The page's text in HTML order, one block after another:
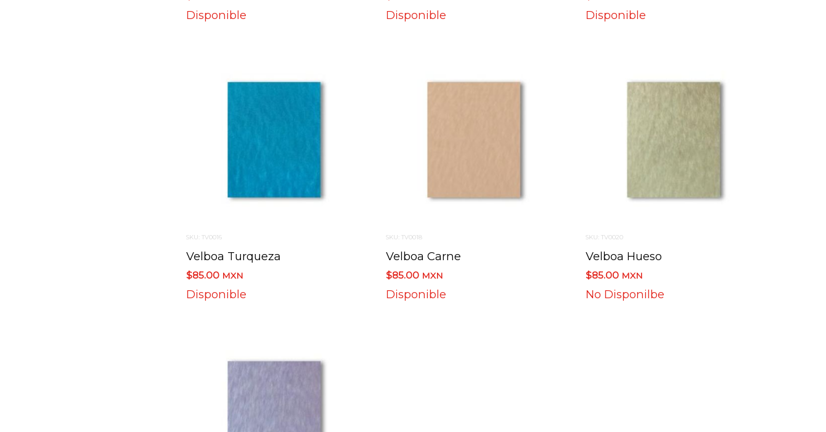
Disponible Disponible Disponible
SKU: TV0016
Velboa Turqueza
$85.00 MXN
Disponible
SKU: TV0018
Velboa Carne
$85.00 MXN
Disponible
SKU: TV0020
Velboa Hueso
$85.00 MXN
No Disponilbe